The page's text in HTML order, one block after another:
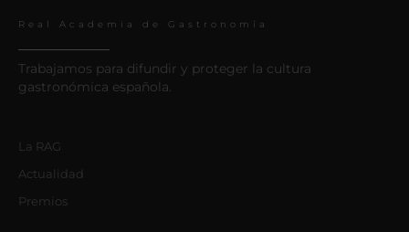
Real Academia de Gastronomía
Trabajamos para difundir y proteger la cultura
gastronómica española.
La RAG
Actualidad
Premios